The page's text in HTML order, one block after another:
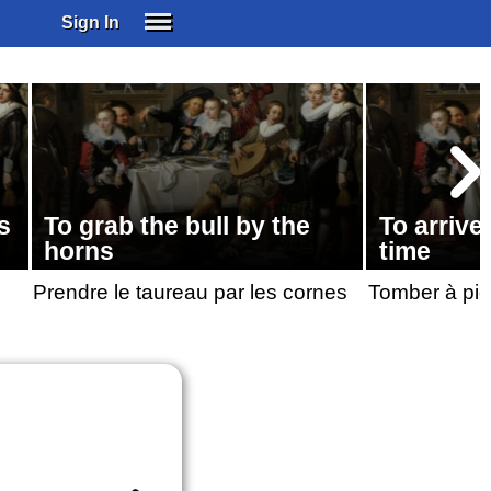
Sign In
SUBSCRIBE
EDUCATIONAL LICENSES
GIFT CARDS
OTHER LANGUAGES
ABOUT US
ALEXA
ADJUST COLORS
To grab the bull by the
horns
Prendre le taureau par les cornes
To
time
Tomber à pic